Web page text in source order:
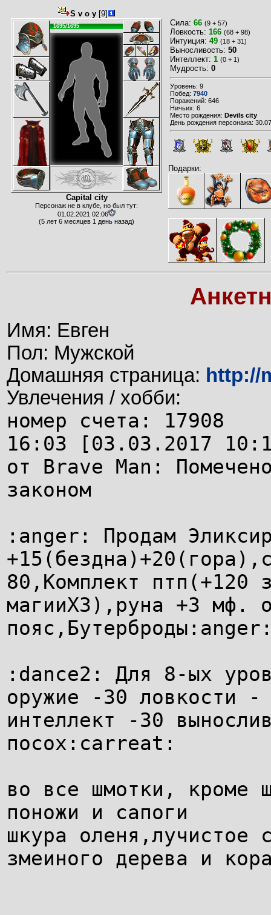
S v o y [9]
1695/1695
Capital city
Персонаж не в клубе, но был тут:
01.02.2021 02:06
(5 лет 6 месяцев 1 день назад)
Сила: 66 (9 + 57)
Ловкость: 166 (68 + 98)
Интуиция: 49 (18 + 31)
Выносливость: 50
Интеллект: 1 (0 + 1)
Мудрость: 0
Уровень: 9
Побед: 7940
Поражений: 646
Ничьих: 6
Место рождения: Devils city
День рождения персонажа:
Подарки:
Имя: Евген
Пол: Мужской
Домашняя страница: http://
Увлечения / хобби:
номер счета: 17908
16:03 [03.03.2017
от Brave Man:
законом
:anger: Продам
80,Комплект птп(+120
магииХ3),руна +3 мф.
:dance2: Для 8-ых
оружие -30 ловкости
интеллект -30
посох:carreat:
во все шмотки, кроме
поножи и сапоги
шкура оленя,лучистое
змеиного дерева и